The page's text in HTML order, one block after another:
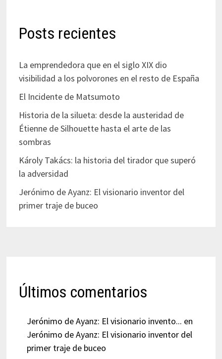
Posts recientes
La emprendedora que en el siglo XIX dio
visibilidad a los polvorones en el resto de España
El Incidente de Matsumoto
Historia de la silueta: desde la austeridad de
Étienne de Silhouette hasta el arte de las
sombras
Károly Takács: la historia del tirador que superó
la adversidad
Jerónimo de Ayanz: El visionario inventor del
primer traje de buceo
Últimos comentarios
Jerónimo de Ayanz: El visionario invento... en
Jerónimo de Ayanz: El visionario inventor del
primer traje de buceo